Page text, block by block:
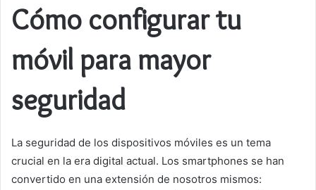
Cómo configurar tu
móvil para mayor
seguridad
La seguridad de los dispositivos móviles es un tema
crucial en la era digital actual. Los smartphones se han
convertido en una extensión de nosotros mismos: